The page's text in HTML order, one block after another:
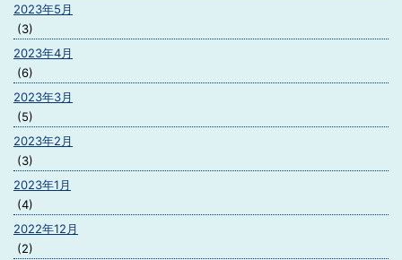
2023年5月
(3)
2023年4月
(6)
2023年3月
(5)
2023年2月
(3)
2023年1月
(4)
2022年12月
(2)